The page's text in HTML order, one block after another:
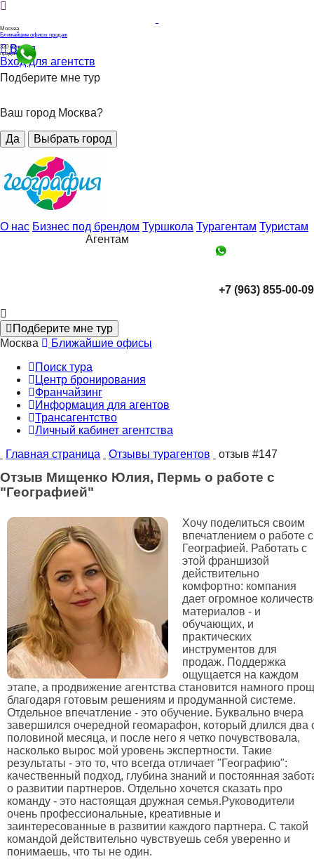
Москва
Ближайшие офисы продаж
320 офисов
продаж
Вход
Вход для агентств
Подберите мне тур
Ваш город Москва?
Да Выбрать город
О нас Бизнес под брендом Туршкола Турагентам Туристам
Агентам
+7 (963) 855-00-09
Подберите мне тур
Москва
Ближайшие офисы
Поиск тура
Центр бронирования
Франчайзинг
Информация для агентов
Трансагентство
Личный кабинет агентства
Главная страница
Отзывы турагентов отзыв #147
Отзыв Мищенко Юлия, Пермь о работе с
"Географией"
Хочу поделиться своим
впечатлением о работе с
Географией. Работать с
этой франшизой
действительно
комфортно: компания
дает огромное
материалов - и
обучающих, и
практических
инструментов для
продаж. Поддержка
ощущается на каждом
этапе, а продвижение агентства становится намного
благодаря готовым решениям и продуманной системе.
Отдельное впечатление - это обучение. Буквально вчера
завершился очередной геомарафон, который длился два
половиной месяца, и после него я четко почувствовала,
насколько вырос мой уровень экспертности. Такие
результаты - это то, что всегда отличает "Географию":
качественный подход, глубина знаний и постоянная
о развитии партнеров. Отдельно хочется сказать про
команду - это настоящая дружная семья.Руководители
очень профессиональные, креативные и
заинтересованные в развитии каждого партнера. С такой
командой действительно чувствуешь себя уверенно и
понимаешь, что ты не один.